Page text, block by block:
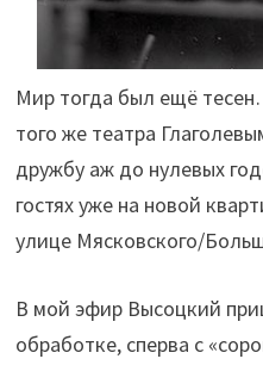
Мир тогда был ещё
того же театра
дружбу аж до нулевых
гостях уже на новой
улице Мясковского/
В мой эфир Высоцкий
обработке, сперва с